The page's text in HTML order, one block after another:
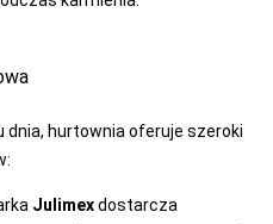
dnia, hurtownia oferuje szeroki
Julimexdostarcza